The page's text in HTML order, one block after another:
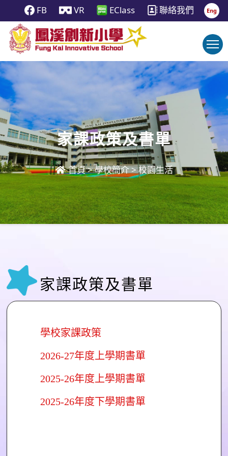
FB VR EClass 聯絡我們 Eng
家課政策及書單
首頁>學校簡介>校園生活
家課政策及書單
學校家課政策
2026-27年度上學期書單
2025-26年度上學期書單
2025-26年度下學期書單